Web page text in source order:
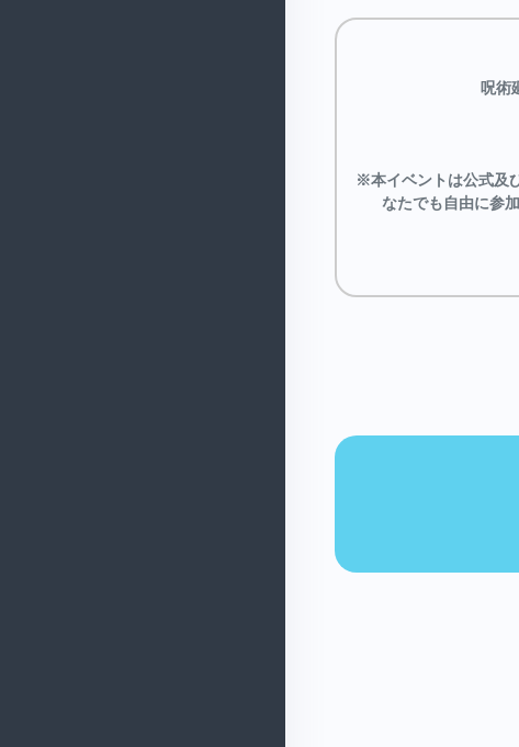
呪術
※本イベントは公式及
なたでも自由に参